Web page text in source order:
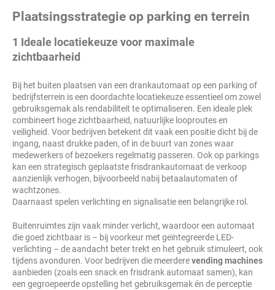
Plaatsingsstrategie op parking en terrein
1 Ideale locatiekeuze voor maximale
zichtbaarheid
Bij het buiten plaatsen van een drankautomaat op een parking of
bedrijfsterrein is een doordachte locatiekeuze essentieel om zowel
gebruiksgemak als rendabiliteit te optimaliseren. Een ideale plek
combineert hoge zichtbaarheid, natuurlijke looproutes en
veiligheid. Voor bedrijven betekent dit vaak een positie dicht bij de
ingang, naast drukke paden, of in de buurt van zones waar
medewerkers of bezoekers regelmatig passeren. Ook op parkings
kan een strategisch geplaatste frisdrankautomaat de verkoop
aanzienlijk verhogen, bijvoorbeeld nabij betaalautomaten of
wachtzones.
Daarnaast spelen verlichting en signalisatie een belangrijke rol.
Buitenruimtes zijn vaak minder verlicht, waardoor een automaat
die goed zichtbaar is – bij voorkeur met geïntegreerde LED-
verlichting – de aandacht beter trekt en het gebruik stimuleert, ook
tijdens avonduren. Voor bedrijven die meerderevending machines
aanbieden (zoals een snack en frisdrank automaat samen), kan
een gegroepeerde opstelling het gebruiksgemak én de perceptie